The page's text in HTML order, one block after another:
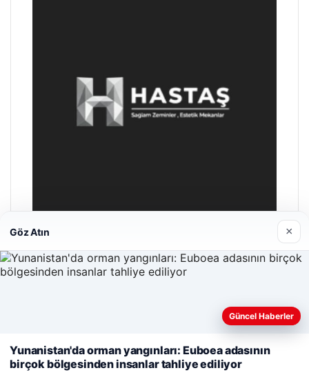
Hastaş Beton
26/05/2026
Web sitemizi nasıl kullandığınızı daha iyi anlayabilmek,
kullanıyoruz.Çerez Politikamız
Reddet
Göz Atın ×
Güncel Haberler
Yunanistan'da orman yangınları: Euboea adasının
birçok bölgesinden insanlar tahliye ediliyor